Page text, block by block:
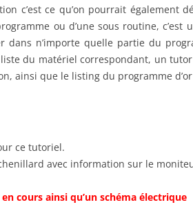
c’est ce qu’on pourrait également
ou d’une sous routine, c’est
dans n’importe quelle partie du
du matériel correspondant, un
ainsi que le listing du programme
ce tutoriel.
avec information sur le
cours ainsi qu’un schéma électrique